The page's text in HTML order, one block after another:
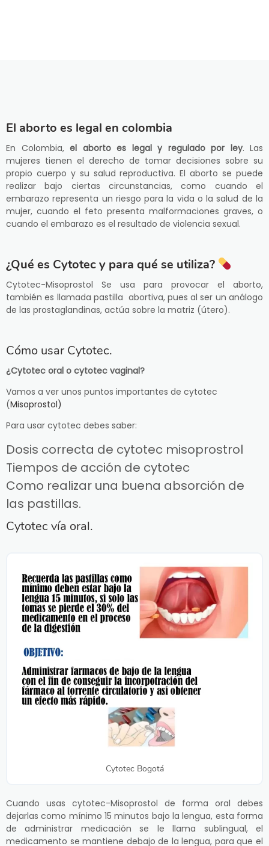
El aborto es legal en colombia
En Colombia, el aborto es legal y regulado por ley. Las
mujeres tienen el derecho de tomar decisiones sobre su
propio cuerpo y su salud reproductiva. El aborto se puede
realizar bajo ciertas circunstancias, como cuando el
embarazo representa un riesgo para la vida o la salud de la
mujer, cuando el feto presenta malformaciones graves, o
cuando el embarazo es el resultado de violencia sexual.
¿Qué es Cytotec y para qué se utiliza?
Cytotec-Misoprostol Se usa para provocar el aborto,
también es llamada pastilla abortiva, pues al ser un análogo
de las prostaglandinas, actúa sobre la matriz (útero).
Cómo usar Cytotec.
¿Cytotec oral o cytotec vaginal?
Vamos a ver unos puntos importantes de cytotec
(Misoprostol)
Para usar cytotec debes saber:
Dosis correcta de cytotec misoprostrol
Tiempos de acción de cytotec
Como realizar una buena absorción de
las pastillas.
Cytotec vía oral.
Cytotec Bogotá
Cuando usas cytotec-Misoprostol de forma oral debes
dejarlas como mínimo 15 minutos bajo la lengua, esta forma
de administrar medicación se le llama sublingual, el
medicamento se mantiene debajo de la lengua, para que el